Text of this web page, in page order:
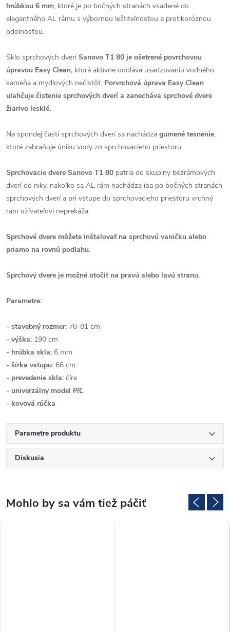
hrúbkou 6 mm, ktoré je po bočných stranách vsadené do
elegantného AL rámu s výbornou leštiteľnosťou a protikoróznou
odolnosťou.
Sklo sprchových dveríSanovo T1 80 je ošetrené povrchovou
úpravou Easy Clean, ktorá aktívne odoláva usadzovaniu vodného
kameňa a mydlových nečistôt. Porvrchová úprava Easy Clean
uľahčuje čistenie sprchových dverí a zanecháva sprchové dvere
žiarivo lesklé.
Na spondej častí sprchových dverí sa nachádza gumené tesnenie,
ktoré zabraňuje úniku vody zo sprchovacieho priestoru.
Sprchovacie dvere Sanovo T1 80 patria do skupiny bezrámových
dverí do niky, nakoľko sa AL rám nachádza iba po bočných stranách
sprchových dverí a pri vstupe do sprchovacieho priestoru vrchný
rám užívateľovi neprekáža.
Sprchové dvere môžete inštalovať na sprchovú vaničku alebo
priamo na rovnú podlahu.
Sprchový dvere je možné otočiť na pravú alebo ľavú stranu.
Parametre:
- stavebný rozmer: 76-81 cm
- výška: 190 cm
- hrúbka skla: 6 mm
- šírka vstupu: 66 cm
- prevedenie skla: číre
- univerzálny model P/Ľ
- kovová rúčka
Parametre produktu
Diskusia